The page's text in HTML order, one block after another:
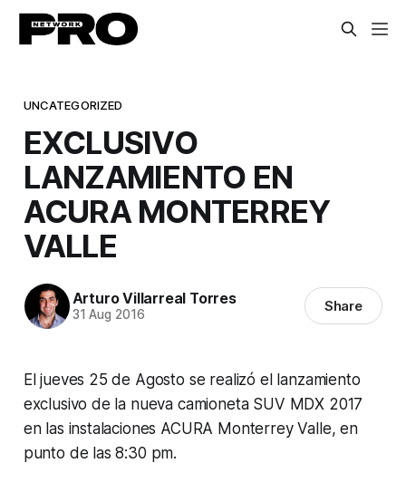
UNCATEGORIZED
EXCLUSIVO
LANZAMIENTO EN
ACURA MONTERREY
VALLE
Arturo Villarreal Torres
31 Aug 2016 Share
El jueves 25 de Agosto se realizó el lanzamiento
exclusivo de la nueva camioneta SUV MDX 2017
en las instalaciones ACURA Monterrey Valle, en
punto de las 8:30 pm.